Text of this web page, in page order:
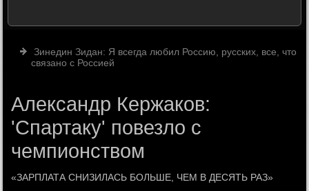
Зинедин Зидан: Я всегда любил Россию, русских, все, что
связано с Россией
Александр Кержаков:
'Спартаку' повезло с
чемпионством
«ЗАРПЛАТА СНИЗИЛАСЬ БОЛЬШЕ, ЧЕМ В ДЕСЯТЬ РАЗ»